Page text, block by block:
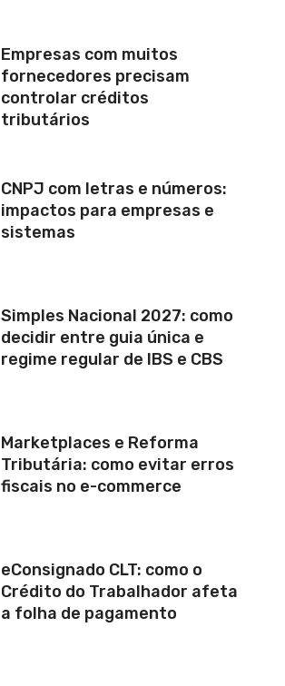
Empresas com muitos
fornecedores precisam
controlar créditos
tributários
CNPJ com letras e números:
impactos para empresas e
sistemas
Simples Nacional 2027: como
decidir entre guia única e
regime regular de IBS e CBS
Marketplaces e Reforma
Tributária: como evitar erros
fiscais no e-commerce
eConsignado CLT: como o
Crédito do Trabalhador afeta
a folha de pagamento